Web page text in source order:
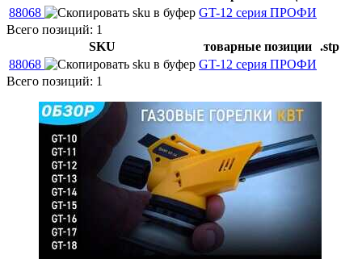
88068
GT-12 серия ПРОФИ
Всего позиций: 1
SKU
товарные позиции .stp
88068
GT-12 серия ПРОФИ
Всего позиций: 1